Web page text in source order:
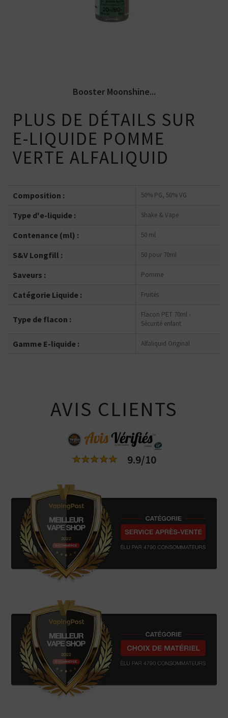
ml et 20 mg/ml de nicotine. PG/VG...
Booster Moonshine...
PLUS DE DÉTAILS SUR
E-LIQUIDE POMME
VERTE ALFALIQUID
Composition : 50% PG, 50% VG
Type d'e-liquide : Shake & Vape
Contenance (ml) : 50 ml
S&V Longfill : 50 pour 70ml
Saveurs : Pomme
Catégorie Liquide : Fruités
Type de flacon :
Flacon PET 70ml -
Sécurité enfant
Gamme E-liquide : Alfaliquid Original
AVIS CLIENTS
9.9/10